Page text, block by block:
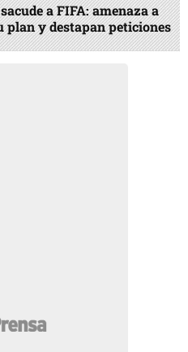
a FIFA: amenaza a
plan y destapan peticiones